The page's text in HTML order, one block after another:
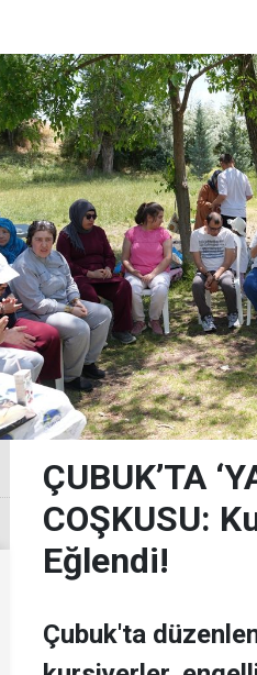
ÇUBUK’TA
COŞKUSU:
Eğlendi!
Çubuk'ta